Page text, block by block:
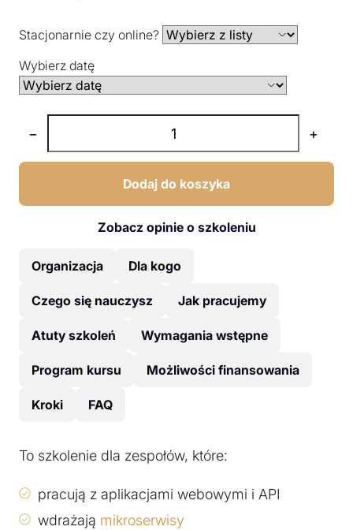
Stacjonarnie czy online?
Wybierz datę
− +
Dodaj do koszyka
Zobacz opinie o szkoleniu
Organizacja Dla kogo
Czego się nauczysz Jak pracujemy
Atuty szkoleń Wymagania wstępne
Program kursu Możliwości finansowania
Kroki FAQ
To szkolenie dla zespołów, które:
pracują z aplikacjami webowymi i API
wdrażają mikroserwisy